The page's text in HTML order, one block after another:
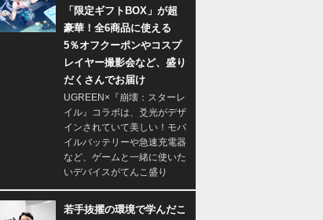
「限定ギフトBOX」が超
豪華！全6商品に使える
5％オフクーポンやコスプ
レイヤー撮影会など、盛り
だくさんでお届け
UGREEN×『崩壊：スターレ
イル』コラボは、爻光がデザ
インされていて美しい！モバ
イルバッテリーや急速充電器
など、ゲームと一緒に使いた
いデバイスがてんこ盛り
若手抜擢の環境で学んだこ